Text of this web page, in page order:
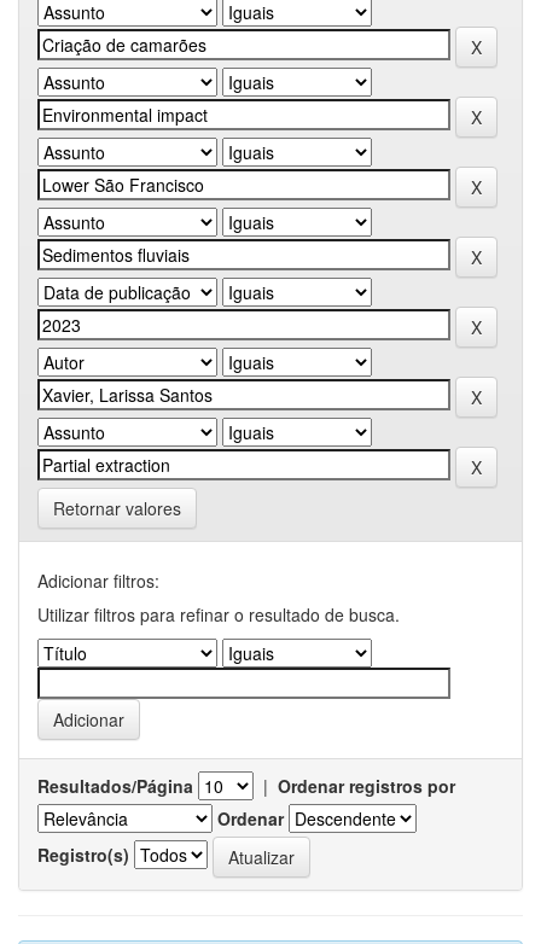
Retornar valores
Adicionar filtros:
Utilizar filtros para refinar o resultado de busca.
Resultados/Página | Ordenar registros por
Ordenar
Registro(s)